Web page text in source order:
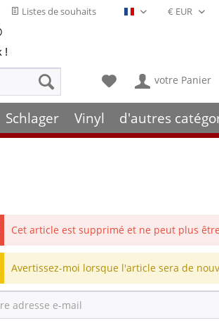
Listes de souhaits Français- FR
!
votre Panier
Schlager Vinyl d'autres
Cet article est supprimé et ne peut plus
Avertissez-moi lorsque l'article sera de